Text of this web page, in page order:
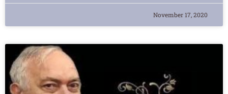
November 17, 2020